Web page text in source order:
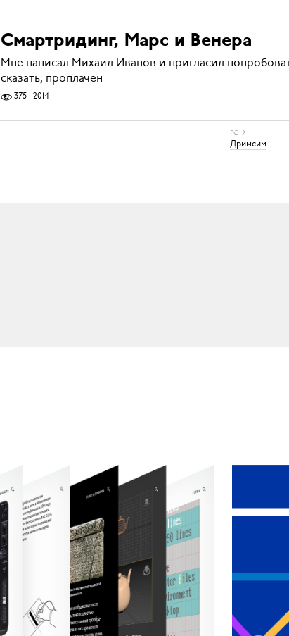
Смартридинг, Марс и Венера
Мне написал Михаил Иванов и пригласил
сказать, проплачен
375 2014
⌥ →
Дримсим